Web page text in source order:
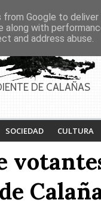
DE CALAÑAS
lucha
2026
de la
SOCIEDAD CULTURA
Google to
along with
and address abuse.